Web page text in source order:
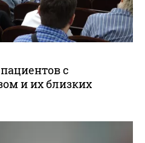
с
и их близких